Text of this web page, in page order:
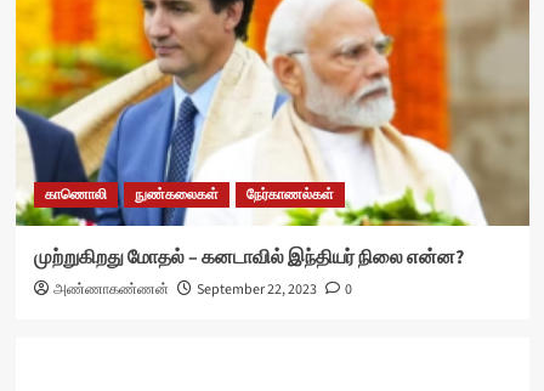
காணொலி நுண்கலைகள் நேர்காணல்கள்
முற்றுகிறது மோதல் – கனடாவில் இந்தியர் நிலை என்ன?
அண்ணாகண்ணன் September 22, 2023 0